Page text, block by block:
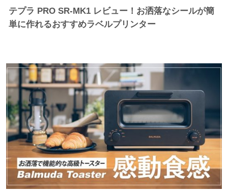
テプラ PRO SR-MK1 レビュー！お洒落なシールが簡
単に作れるおすすめラベルプリンター